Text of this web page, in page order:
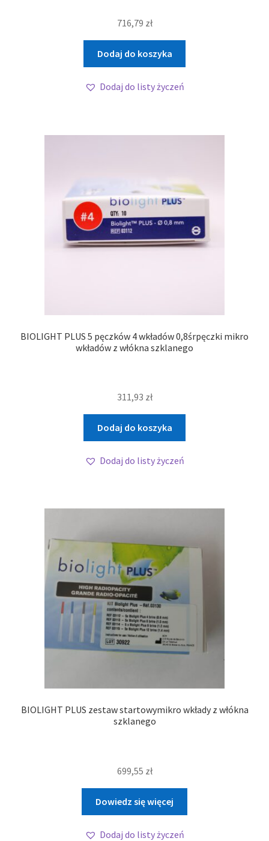
716,79 zł
Dodaj do koszyka
Dodaj do listy życzeń
BIOLIGHT PLUS 5 pęczków 4 wkładów 0,8śrpęczki mikro
wkładów z włókna szklanego
311,93 zł
Dodaj do koszyka
Dodaj do listy życzeń
BIOLIGHT PLUS zestaw startowymikro wkłady z włókna
szklanego
699,55 zł
Dowiedz się więcej
Dodaj do listy życzeń